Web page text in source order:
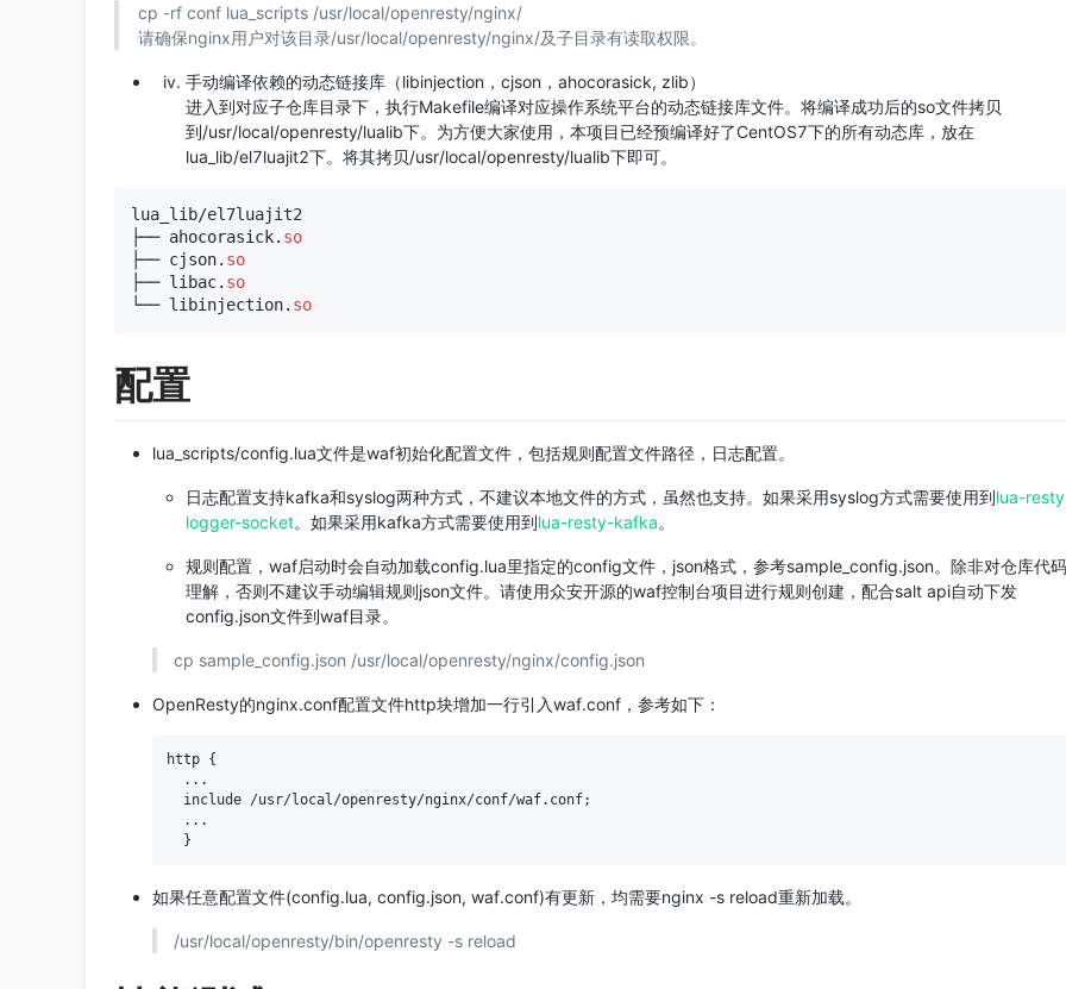
cp -rf conf lua_scripts /usr/local/openresty/nginx/
请确保nginx用户对该目录/usr/local/openresty/nginx/及子目录有读取权限。
手动编译依赖的动态链接库（libinjection，cjson，ahocorasick, zlib）
进入到对应子仓库目录下，执行Makefile编译对应操作系统平台的动态链接库文件。将编译成功后的so文件拷贝
到/usr/local/openresty/lualib下。为方便大家使用，本项目已经预编译好了CentOS7下的所有动态库，放在
lua_lib/el7luajit2下。将其拷贝/usr/local/openresty/lualib下即可。
lua_lib/el7luajit2
├── ahocorasick. so
├── cjson. so
├── libac. so
└── libinjection. so
配置
lua_scripts/config.lua文件是waf初始化配置文件，包括规则配置文件路径，日志配置。
日志配置支持kafka和syslog两种方式，不建议本地文件的方式，虽然也支持。如果采用syslog方式需要使用到lua-
logger-socket。如果采用kafka方式需要使用到lua-resty-kafka。
规则配置，waf启动时会自动加载config.lua里指定的config文件，json格式，参考sample_config.json。除非对仓库代
理解，否则不建议手动编辑规则json文件。请使用众安开源的waf控制台项目进行规则创建，配合salt api自动下发
config.json文件到waf目录。
cp sample_config.json /usr/local/openresty/nginx/config.json
OpenResty的nginx.conf配置文件http块增加一行引入waf.conf，参考如下：
http {
  ...
  include /usr/local/openresty/nginx/conf/waf.conf;
  ...
}
如果任意配置文件(config.lua, config.json, waf.conf)有更新，均需要nginx -s reload重新加载。
/usr/local/openresty/bin/openresty -s reload